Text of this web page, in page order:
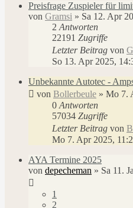
Preisfrage Zuspieler für
von Gramsi » Sa 12. Apr
2 Antworten
22191 Zugriffe
Letzter Beitrag von
So 13. Apr 2025,
Unbekannte Autotec -
von Bollerbeule » Mo 7.
0 Antworten
57034 Zugriffe
Letzter Beitrag von
Mo 7. Apr 2025,
AYA Termine 2025
von depecheman » Sa 11.
1
2